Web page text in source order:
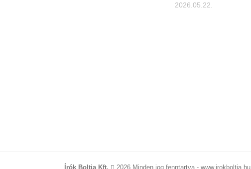
2026.05.22.
Írók Boltja Kft. 2026 Minden jog fenntartva - www.irokboltja.hu